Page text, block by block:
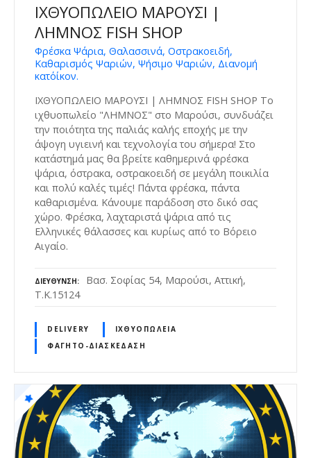
ΙΧΘΥΟΠΩΛΕΙΟ ΜΑΡΟΥΣΙ |
ΛΗΜΝΟΣ FISH SHOP
Φρέσκα Ψάρια, Θαλασσινά, Οστρακοειδή,
Καθαρισμός Ψαριών, Ψήσιμο Ψαριών, Διανομή
κατ΄οίκον.
ΙΧΘΥΟΠΩΛΕΙΟ ΜΑΡΟΥΣΙ | ΛΗΜΝΟΣ FISH SHOP Το
ιχθυοπωλείο "ΛΗΜΝΟΣ" στο Μαρούσι, συνδυάζει
την ποιότητα της παλιάς καλής εποχής με την
άψογη υγιεινή και τεχνολογία του σήμερα! Στο
κατάστημά μας θα βρείτε καθημερινά φρέσκα
ψάρια, όστρακα, οστρακοειδή σε μεγάλη ποικιλία
και πολύ καλές τιμές! Πάντα φρέσκα, πάντα
καθαρισμένα. Κάνουμε παράδοση στο δικό σας
χώρο. Φρέσκα, λαχταριστά ψάρια από τις
Ελληνικές θάλασσες και κυρίως από το Βόρειο
Αιγαίο.
ΔΙΕΎΘΥΝΣΗ
Βασ. Σοφίας 54, Μαρούσι, Αττική,
Τ.Κ.15124
DELIVERY
ΙΧΘΥΟΠΩΛΕΊΑ
ΦΑΓΗΤΌ-ΔΙΑΣΚΈΔΑΣΗ